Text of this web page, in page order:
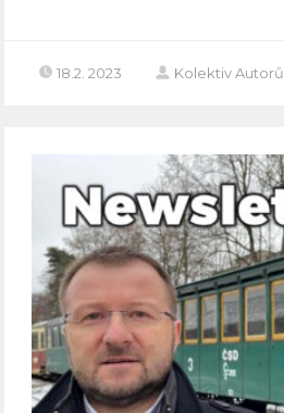
18.2. 2023 Kolektiv Autorů